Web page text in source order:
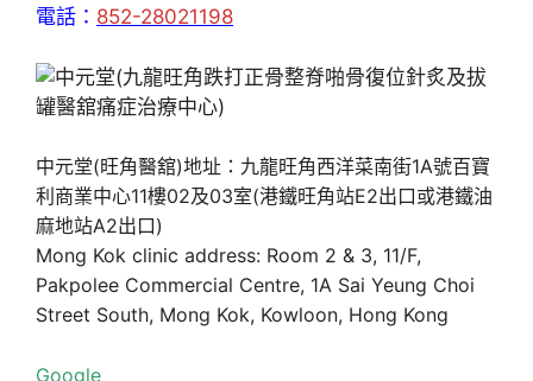
電話： 852-28021198
中元堂(旺角醫舘)地址：九龍旺角西洋菜南街1A號百寶
利商業中心11樓02及03室(港鐵旺角站E2出口或港鐵油
麻地站A2出口)
Mong Kok clinic address: Room 2 & 3, 11/F,
Pakpolee Commercial Centre, 1A Sai Yeung Choi
Street South, Mong Kok, Kowloon, Hong Kong
Google